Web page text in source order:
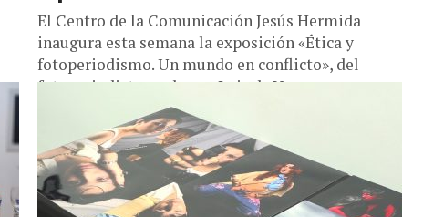
El Centro de la Comunicación Jesús Hermida
inaugura esta semana la exposición «Ética y
fotoperiodismo. Un mundo en conflicto», del
fotoperiodista onubense Luis de Vega,